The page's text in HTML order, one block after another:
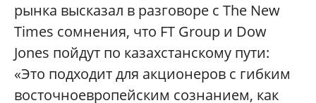
рынка высказал в разговоре с The New
Times сомнения, что FT Group и Dow
Jones пойдут по казахстанскому пути:
«Это подходит для акционеров с гибким
восточноевропейским сознанием, как